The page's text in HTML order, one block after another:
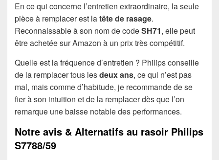
En ce qui concerne l’entretien extraordinaire, la seule
pièce à remplacer est latête de rasage.
Reconnaissable à son nom de codeSH71, elle peut
être achetée sur Amazon à un prix très compétitif.
Quelle est la fréquence d’entretien ? Philips conseille
de la remplacer tous lesdeux ans, ce qui n’est pas
mal, mais comme d’habitude, je recommande de se
fier à son intuition et de la remplacer dès que l’on
remarque une baisse notable des performances.
Notre avis & Alternatifs au rasoir Philips
S7788/59